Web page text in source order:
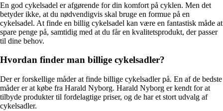
En god cykelsadel er afgørende for din komfort på cyklen. Men det
betyder ikke, at du nødvendigvis skal bruge en formue på en
cykelsadel. At finde en billig cykelsadel kan være en fantastisk måde at
spare penge på, samtidig med at du får en kvalitetsprodukt, der passer
til dine behov.
Hvordan finder man billige cykelsadler?
Der er forskellige måder at finde billige cykelsadler på. En af de bedste
måder er at købe fra Harald Nyborg. Harald Nyborg er kendt for at
tilbyde produkter til fordelagtige priser, og de har et stort udvalg af
cykelsadler.